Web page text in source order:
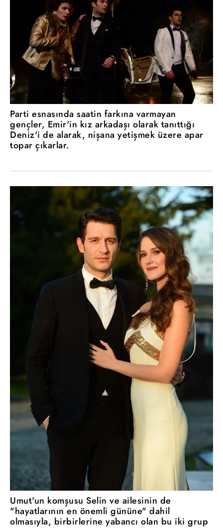
Parti esnasında saatin farkına varmayan
gençler, Emir'in kız arkadaşı olarak tanıttığı
Deniz'i de alarak, nişana yetişmek üzere apar
topar çıkarlar.
Umut'un komşusu Selin ve ailesinin de
"hayatlarının en önemli gününe" dahil
olmasıyla, birbirlerine yabancı olan bu iki grup